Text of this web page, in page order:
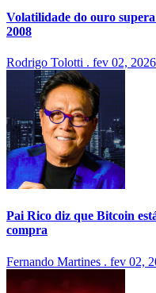
Volatilidade do ouro
2008
Rodrigo Tolotti . fev 02, 2026
Pai Rico diz que Bitcoin
compra
Fernando Martines . fev 02,